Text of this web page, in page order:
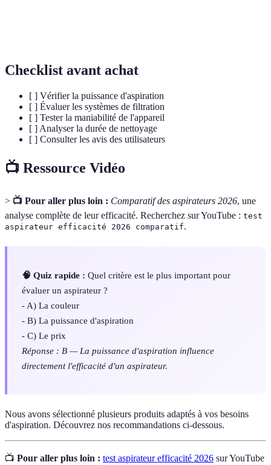
Checklist avant achat
[ ] Vérifier la puissance d'aspiration
[ ] Évaluer les systèmes de filtration
[ ] Tester la maniabilité de l'appareil
[ ] Analyser la durée de nettoyage
[ ] Consulter les avis des utilisateurs
📺 Ressource Vidéo
> 📺 Pour aller plus loin : Comparatif des aspirateurs 2026, une
analyse complète de leur efficacité. Recherchez sur YouTube : test
aspirateur efficacité 2026 comparatif.
🧠 Quiz rapide : Quel critère est le plus important pour
évaluer un aspirateur ?
- A) La couleur
- B) La puissance d'aspiration
- C) Le prix
Réponse : B — La puissance d'aspiration influence
directement l'efficacité d'un aspirateur.
Nous avons sélectionné plusieurs produits adaptés à vos besoins
d'aspiration. Découvrez nos recommandations ci-dessous.
📺 Pour aller plus loin : test aspirateur efficacité 2026 sur YouTube